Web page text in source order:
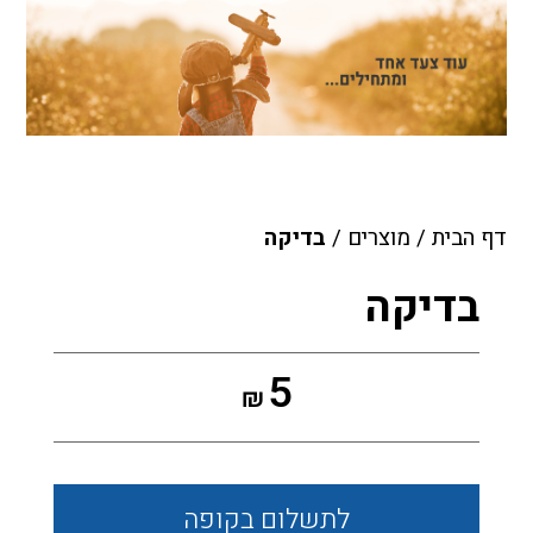
דף הבית / מוצרים / בדיקה
בדיקה
₪5
לתשלום בקופה